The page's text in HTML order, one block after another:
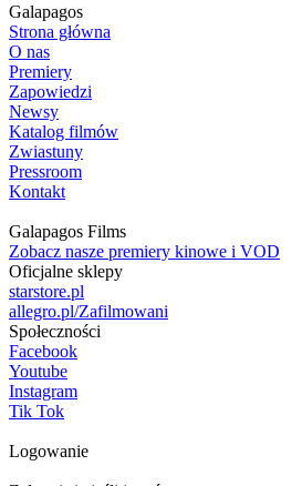
Galapagos
Strona główna
O nas
Premiery
Zapowiedzi
Newsy
Katalog filmów
Zwiastuny
Pressroom
Kontakt
Galapagos Films
Zobacz nasze premiery kinowe i VOD
Oficjalne sklepy
starstore.pl
allegro.pl/Zafilmowani
Społeczności
Facebook
Youtube
Instagram
Tik Tok
Logowanie